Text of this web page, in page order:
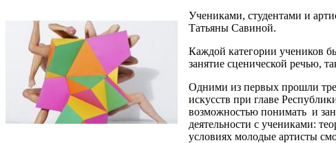
Учениками, студентами и
Татьяны Савиной.
Каждой категории учеников
занятие сценической речью,
Одними из первых прошли
искусств при главе
возможностью понимать и
деятельности с учениками:
условиях молодые артисты